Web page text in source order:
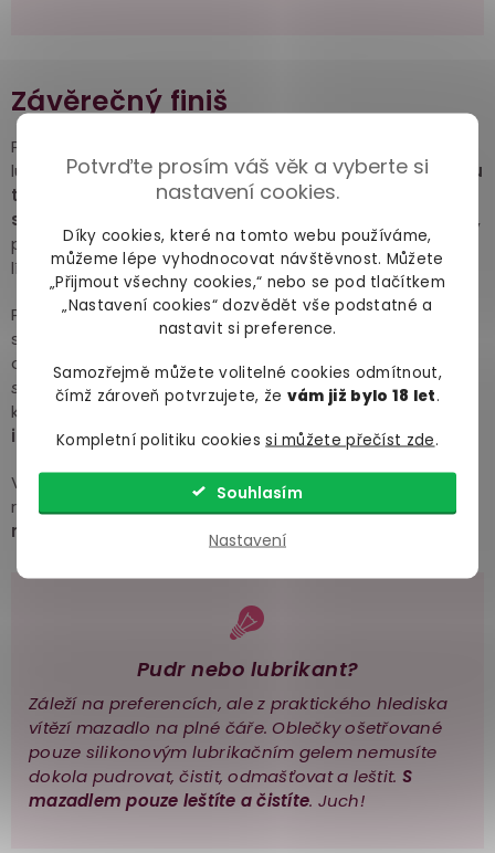
Potvrďte prosím váš věk a vyberte si
nastavení cookies.
Díky cookies, které na tomto webu používáme,
můžeme lépe vyhodnocovat návštěvnost. Můžete
„Přijmout všechny cookies,“ nebo se pod tlačítkem
„Nastavení cookies“ dozvědět vše podstatné a
nastavit si preference.
Samozřejmě můžete volitelné cookies odmítnout,
čímž zároveň potvrzujete, že vám již bylo 18 let.
Kompletní politiku cookiessi můžete přečíst zde.
Nastavení
Souhlasím
Závěrečný finiš
Pokud jste pro snadnější oblékání využili silikonový
lubrikant/olej, můžete si oblečkyv rámci očisty rovnou
trochu přeleštit .Kápněte do vody trochu
silikonového lubrikantu/oleje
,
promíchejte a latex v lázni opět přemáchněte z rubu i
líce.
Po umytí obleček lehce protřepejte, nechte okapat na
sušáku nebo širším plastovém ramínku a nechte z
obou stran uschnout (na tmavém místě, nikdy ne na
sluníčku nebo topení). Nezapomeňte řádně dosušit
kapsy a záhyby.
Špatně vysušený latex by vám mohl
i zplesnivět. Fujky.
V případě suché varianty silikonovou lázeň vynechte a
rub i líc oblečku před skladovánímošetřete pudrem
na latex
Pudr nebo lubrikant?
Záleží na preferencích, ale z praktického hlediska
vítězí mazadlo na plné čáře. Oblečky ošetřované
pouze silikonovým lubrikačním gelem nemusíte
dokola pudrovat, čistit, odmašťovat a leštit. S
mazadlem pouze leštíte a čistíte. Juch!